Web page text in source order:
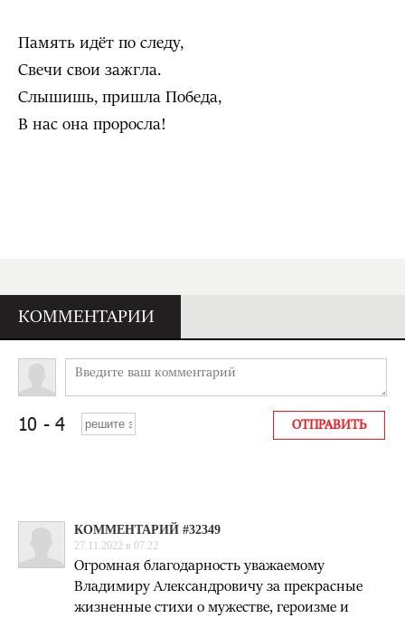
Память идёт по следу,
Свечи свои зажгла.
Слышишь, пришла Победа,
В нас она проросла!
КОММЕНТАРИИ
КОММЕНТАРИЙ #32349
27.11.2022 в 07:22
Огромная благодарность уважаемому
Владимиру Александровичу за прекрасные
жизненные стихи о мужестве, героизме и